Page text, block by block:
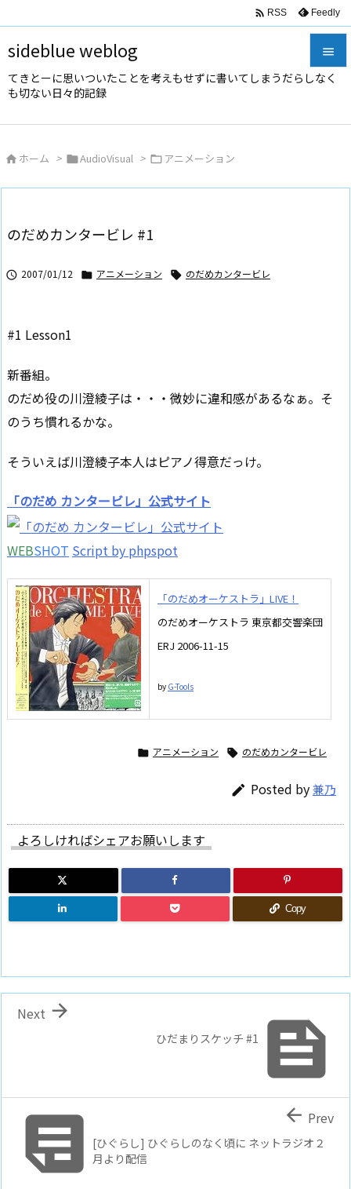
sideblue weblog
てきとーに思いついたことを考えもせずに書いてしまうだらしなく
も切ない日々的記録



 RSS Feedly
 ホーム > AudioVisual > アニメーション
のだめカンタービレ #1
 2007/01/12  アニメーション  のだめカンタービレ
#1 Lesson1
新番組。
のだめ役の川澄綾子は・・・微妙に違和感があるなぁ。そ
のうち慣れるかな。
そういえば川澄綾子本人はピアノ得意だっけ。
「のだめ カンタービレ」公式サイト
WEBSHOT Script by phpspot
「のだめオーケストラ」LIVE！
のだめオーケストラ 東京都交響楽団
ERJ 2006-11-15
by G-Tools
 アニメーション  のだめカンタービレ
 Posted by兼乃
よろしければシェアお願いします
Copy

ひだまりスケッチ #1

Next
[ひぐらし] ひぐらしのなく頃に ネットラジオ２
月より配信
 Prev